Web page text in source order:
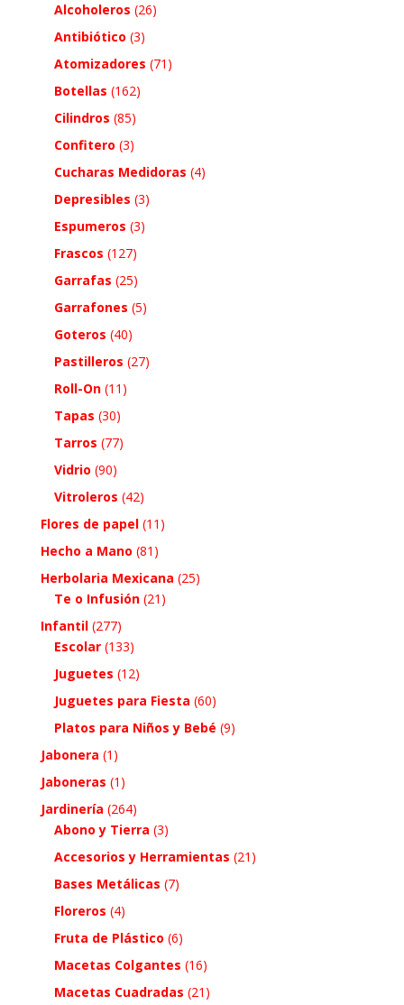
Alcoholeros (26)
Antibiótico (3)
Atomizadores (71)
Botellas (162)
Cilindros (85)
Confitero (3)
Cucharas Medidoras (4)
Depresibles (3)
Espumeros (3)
Frascos (127)
Garrafas (25)
Garrafones (5)
Goteros (40)
Pastilleros (27)
Roll-On (11)
Tapas (30)
Tarros (77)
Vidrio (90)
Vitroleros (42)
Flores de papel (11)
Hecho a Mano (81)
Herbolaria Mexicana (25)
Te o Infusión (21)
Infantil (277)
Escolar (133)
Juguetes (12)
Juguetes para Fiesta (60)
Platos para Niños y Bebé (9)
Jabonera (1)
Jaboneras (1)
Jardinería (264)
Abono y Tierra (3)
Accesorios y Herramientas (21)
Bases Metálicas (7)
Floreros (4)
Fruta de Plástico (6)
Macetas Colgantes (16)
Macetas Cuadradas (21)